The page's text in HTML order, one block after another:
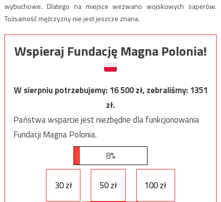
wybuchowe. Dlatego na miejsce wezwano wojskowych saperów.
Tożsamość mężczyzny nie jest jeszcze znana.
Wspieraj Fundację Magna Polonia!
W sierpniu potrzebujemy:16 500zł, zebraliśmy:1351
zł.
Państwa wsparcie jest niezbędne dla funkcjonowania
Fundacji Magna Polonia.
8%
30 zł 50 zł 100 zł